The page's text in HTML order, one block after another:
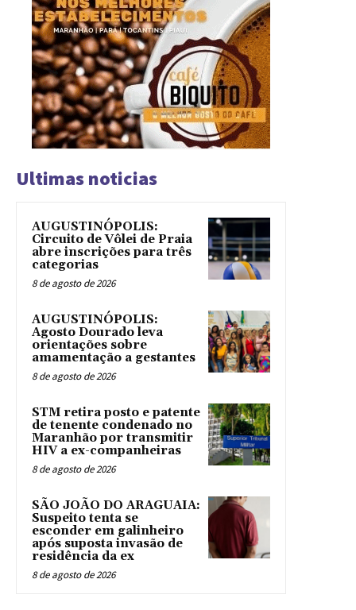
Ultimas noticias
AUGUSTINÓPOLIS:
Circuito de Vôlei de Praia
abre inscrições para três
categorias
8 de agosto de 2026
AUGUSTINÓPOLIS:
Agosto Dourado leva
orientações sobre
amamentação a gestantes
8 de agosto de 2026
STM retira posto e patente
de tenente condenado no
Maranhão por transmitir
HIV a ex-companheiras
8 de agosto de 2026
SÃO JOÃO DO ARAGUAIA:
Suspeito tenta se
esconder em galinheiro
após suposta invasão de
residência da ex
8 de agosto de 2026